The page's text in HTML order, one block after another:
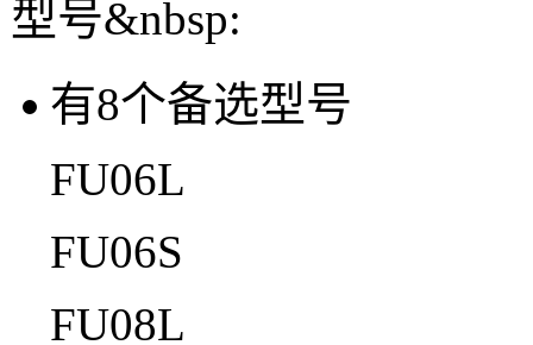
型号&nbsp:
有8个备选型号
FU06L
FU06S
FU08L